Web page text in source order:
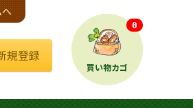
規登録
買い物カゴ
0